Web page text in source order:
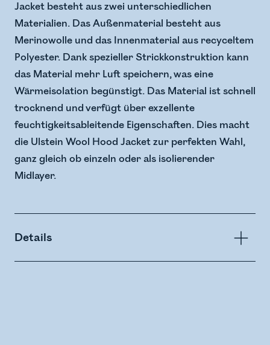
Jacket besteht aus zwei unterschiedlichen
Materialien. Das Außenmaterial besteht aus
Merinowolle und das Innenmaterial aus recyceltem
Polyester. Dank spezieller Strickkonstruktion kann
das Material mehr Luft speichern, was eine
Wärmeisolation begünstigt. Das Material ist schnell
trocknend und verfügt über exzellente
feuchtigkeitsableitende Eigenschaften. Dies macht
die Ulstein Wool Hood Jacket zur perfekten Wahl,
ganz gleich ob einzeln oder als isolierender
Midlayer.
Details